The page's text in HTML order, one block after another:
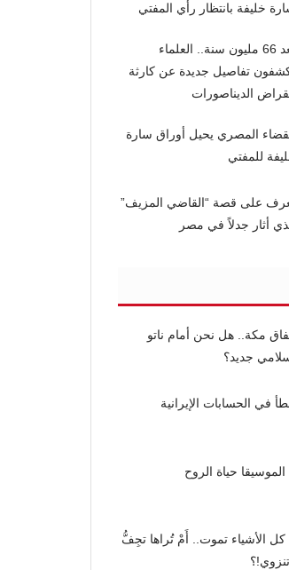
خليفة بانتظار رأي المفتي
بعد 66 مليون سنة.. العلماء
تفاصيل جديدة عن كارثة
الديناصورات
المصري يحيل أوراق سارة
للمفتي
على قصة “القاضي المزيف”
أثار جدلاً في مصر
مكة.. هل نحن أمام ناتو
جديد؟
في الحسابات الإيرانية
حياة الروح
كل الأشياء تموت.. أَمْ تُراها تجِفُّ